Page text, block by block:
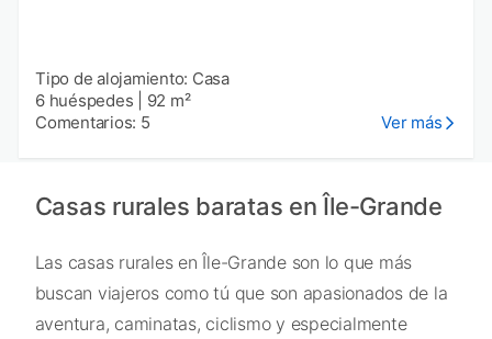
Tipo de alojamiento: Casa
6 huéspedes
92 m²
Comentarios: 5
Ver más
Casas rurales baratas en Île-Grande
Las casas rurales en Île-Grande son lo que más
buscan viajeros como tú que son apasionados de la
aventura, caminatas, ciclismo y especialmente